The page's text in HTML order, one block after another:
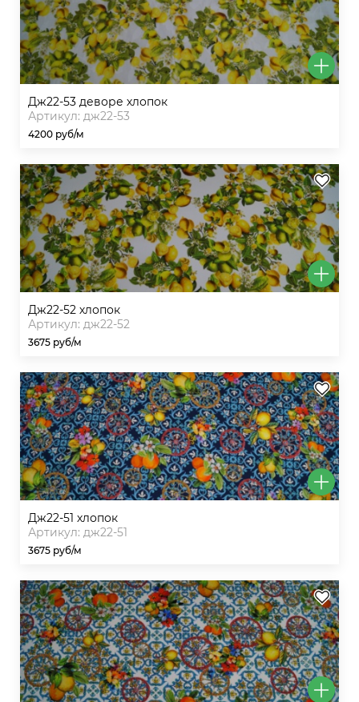
дж22-53 деворе хлопок
Артикул: дж22-53
4200 руб/м
дж22-52 хлопок
Артикул: дж22-52
3675 руб/м
дж22-51 хлопок
Артикул: дж22-51
3675 руб/м